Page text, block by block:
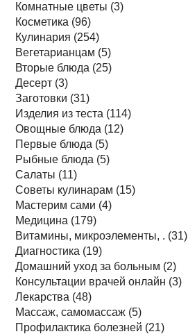
Комнатные цветы (3)
Косметика (96)
Кулинария (254)
Вегетарианцам (5)
Вторые блюда (25)
Десерт (3)
Заготовки (31)
Изделия из теста (114)
Овощные блюда (12)
Первые блюда (5)
Рыбные блюда (5)
Салаты (11)
Советы кулинарам (15)
Мастерим сами (4)
Медицина (179)
Витамины, микроэлементы, . (31)
Диагностика (19)
Домашний уход за больным (2)
Консультации врачей онлайн (3)
Лекарства (48)
Массаж, самомассаж (5)
Профилактика болезней (21)